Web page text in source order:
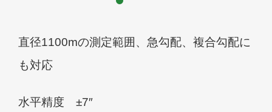
直径1100mの測定範囲、急勾配、複合勾配に
も対応
水平精度 ±7″